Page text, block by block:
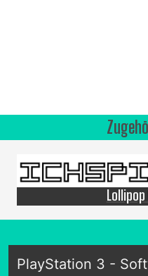
PlayStation 3 -